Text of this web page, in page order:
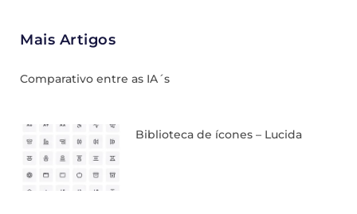
Mais Artigos
Comparativo entre as IA´s
Biblioteca de ícones – Lucida